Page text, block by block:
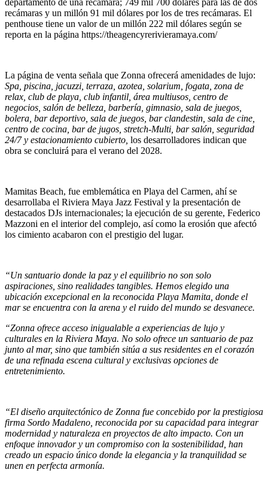
recámaras y un millón 91 mil dólares por los de tres recámaras. El
penthouse tiene un valor de un millón 222 mil dólares según se
reporta en la página https://theagencyrerivieramaya.com/
La página de venta señala que Zonna ofrecerá amenidades de lujo:
Spa, piscina, jacuzzi, terraza, azotea, solarium, fogata, zona de
relax, club de playa, club infantil, área multiusos, centro de
negocios, salón de belleza, barbería, gimnasio, sala de juegos,
bolera, bar deportivo, sala de juegos, bar clandestin, sala de cine,
centro de cocina, bar de jugos, stretch-Multi, bar salón, seguridad
24/7 y estacionamiento cubierto, los desarrolladores indican que
obra se concluirá para el verano del 2028.
Mamitas Beach, fue emblemática en Playa del Carmen, ahí se
desarrollaba el Riviera Maya Jazz Festival y la presentación de
destacados DJs internacionales; la ejecución de su gerente, Federico
Mazzoni en el interior del complejo, así como la erosión que afectó
los cimiento acabaron con el prestigio del lugar.
“Un santuario donde la paz y el equilibrio no son solo
aspiraciones, sino realidades tangibles. Hemos elegido una
ubicación excepcional en la reconocida Playa Mamita, donde el
mar se encuentra con la arena y el ruido del mundo se desvanece.
“Zonna ofrece acceso inigualable a experiencias de lujo y
culturales en la Riviera Maya. No solo ofrece un santuario de paz
junto al mar, sino que también sitúa a sus residentes en el corazón
de una refinada escena cultural y exclusivas opciones de
entretenimiento.
“El diseño arquitectónico de Zonna fue concebido por la prestigiosa
firma Sordo Madaleno, reconocida por su capacidad para integrar
modernidad y naturaleza en proyectos de alto impacto. Con un
enfoque innovador y un compromiso con la sostenibilidad, han
creado un espacio único donde la elegancia y la tranquilidad se
unen en perfecta armonía.